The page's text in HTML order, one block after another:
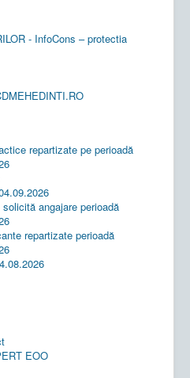
- InfoCons – protectia
repartizate pe perioadă
angajare perioadă
repartizate perioadă
EOO